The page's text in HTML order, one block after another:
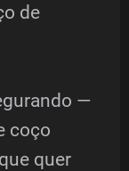
de
—
coço
quer